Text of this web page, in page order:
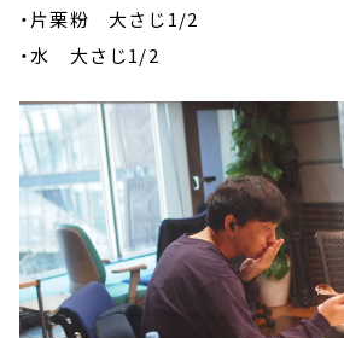
・片栗粉 大さじ1/2
・水 大さじ1/2